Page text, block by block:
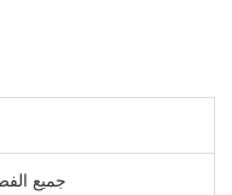
جميع